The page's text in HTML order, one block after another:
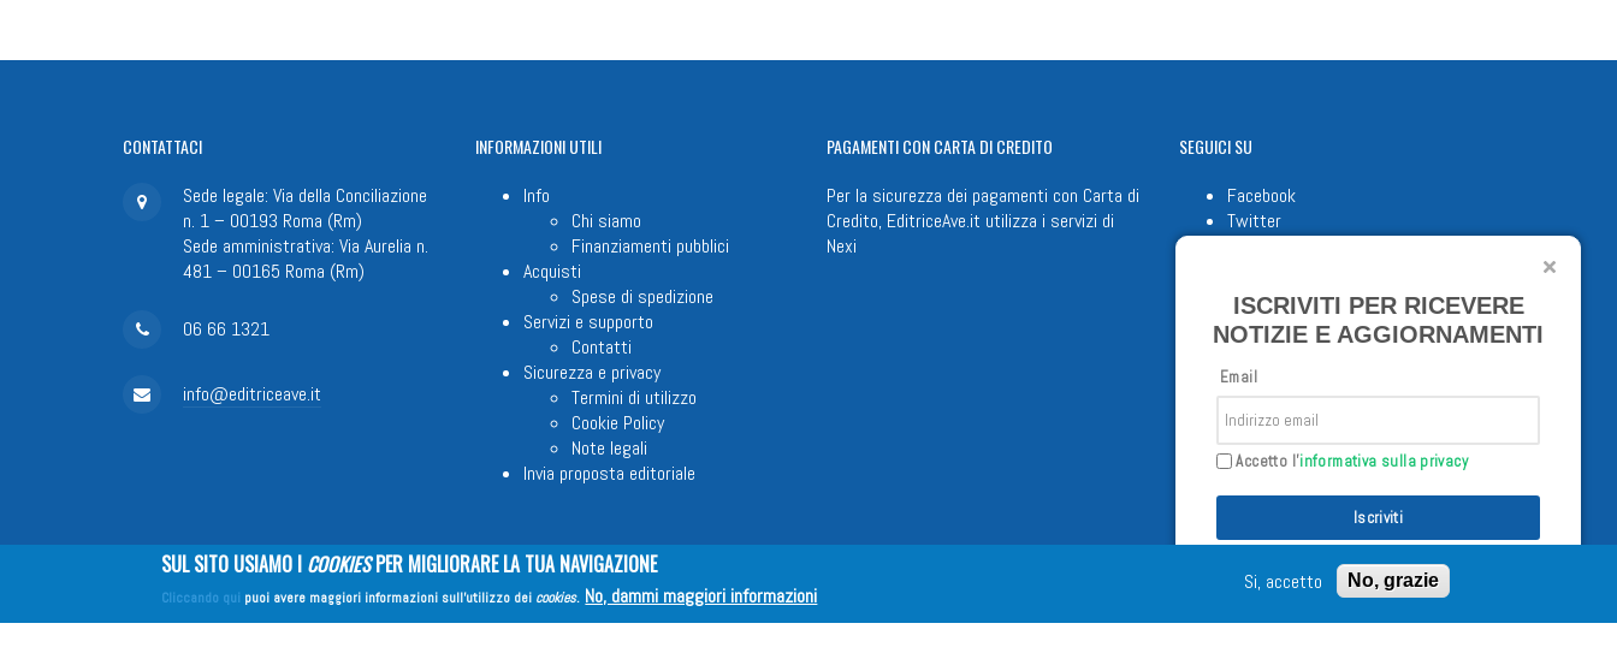
CONTATTACI
Sede legale: Via della Conciliazione
n. 1 – 00193 Roma (Rm)
Sede amministrativa: Via Aurelia n.
481 – 00165 Roma (Rm)
06 66 1321
info@editriceave.it
INFORMAZIONIUTILI
Info
Chi siamo
Finanziamenti pubblici
Acquisti
Spese di spedizione
Servizi e supporto
Contatti
Sicurezza e privacy
Termini di utilizzo
Cookie Policy
Note legali
Invia proposta editoriale
PAGAMENTICON CARTA DI CREDITO
Per la sicurezza dei pagamenti con Carta di
Credito, EditriceAve.it utilizza i servizi di
Nexi
SEGUICISU
Facebook
Twitter
Fondazione Apostolicam Actuositatem ETS © 2023 - P.I. 05398481001 - C.F 96306220581 - REA 888781 del 23/02/98 - Tutti i diritti riservati
ISCRIVITI PER RICEVERE
NOTIZIE E AGGIORNAMENTI
Email
Accetto l'informativa sulla privacy
Iscriviti
SUL SITO USIAMO I COOKIESPER MIGLIORARE LA TUA NAVIGAZIONE
Cliccando qui puoi avere maggiori informazioni sull'utilizzo dei cookies. No, dammi maggiori informazioni
Si, accetto No, grazie